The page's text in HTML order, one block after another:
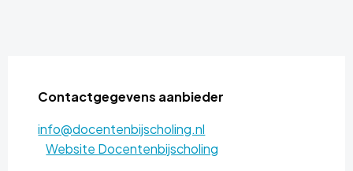
Contactgegevens aanbieder
info@docentenbijscholing.nl
Website Docentenbijscholing